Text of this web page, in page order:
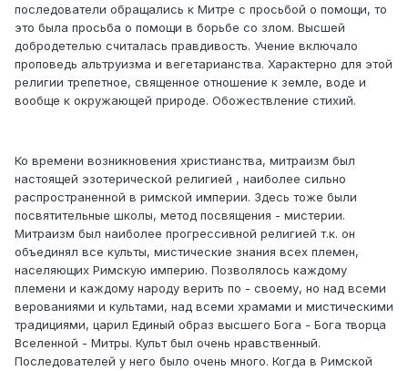
последователи обращались к Митре с просьбой о помощи, то
это была просьба о помощи в борьбе со злом. Высшей
добродетелью считалась правдивость. Учение включало
проповедь альтруизма и вегетарианства. Характерно для этой
религии трепетное, священное отношение к земле, воде и
вообще к окружающей природе. Обожествление стихий.
Ко времени возникновения христианства, митраизм был
настоящей эзотерической религией , наиболее сильно
распространенной в римской империи. Здесь тоже были
посвятительные школы, метод посвящения - мистерии.
Митраизм был наиболее прогрессивной религией т.к. он
объединял все культы, мистические знания всех племен,
населяющих Римскую империю. Позволялось каждому
племени и каждому народу верить по - своему, но над всеми
верованиями и культами, над всеми храмами и мистическими
традициями, царил Единый образ высшего Бога - Бога творца
Вселенной - Митры. Культ был очень нравственный.
Последователей у него было очень много. Когда в Римской